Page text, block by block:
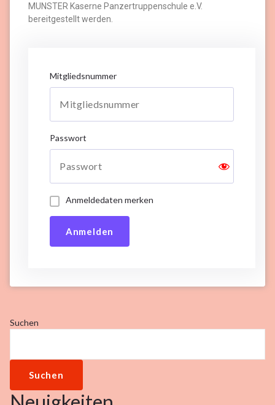
MUNSTER Kaserne Panzertruppenschule e.V.
bereitgestellt werden.
Mitgliedsnummer
Passwort
Anmeldedaten merken
Anmelden
Suchen
Suchen